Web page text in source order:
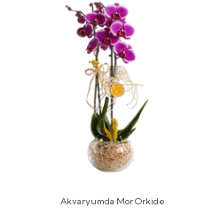
Akvaryumda Mor Orkide